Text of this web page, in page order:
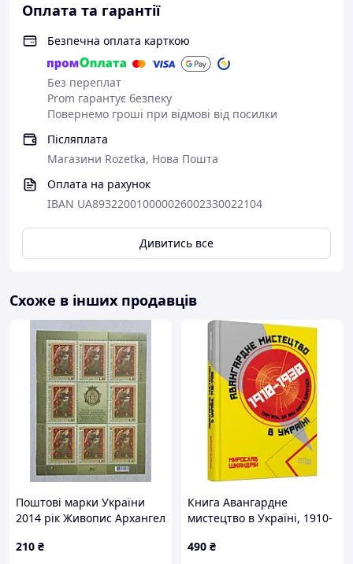
Оплата та гарантії
Безпечна оплата карткою
Без переплат
Prom гарантує безпеку
Повернемо гроші при відмові від посилки
Післяплата
Магазини Rozetka, Нова Пошта
Оплата на рахунок
IBAN UA893220010000026002330022104
Дивитись все
Схоже в інших продавців
Поштові марки України
2014 рік Живопис Архангел
України
210 ₴
Книга Авангардне
мистецтво в Україні, 1910-
варто боротися. Автор - М.
490 ₴